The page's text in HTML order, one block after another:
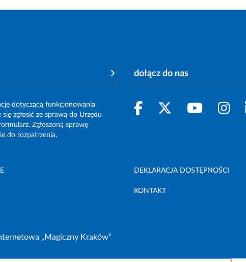
dotyczącą funkcjonowania
się zgłosić ze sprawą do Urzędu
Zgłoszoną sprawę
do rozpatrzenia.
dołącz do nas
DEKLARACJA DOSTĘPNOŚCI
KONTAKT
„Magiczny Kraków”